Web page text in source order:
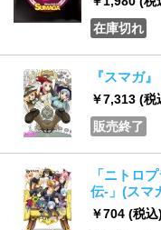
在庫切れ
『スマガ
￥7,313 (税
販売終了
「ニトロ
伝-」(スマ
￥704 (税込)